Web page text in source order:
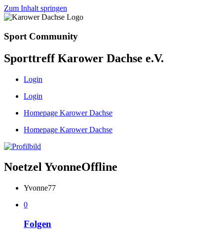
Zum Inhalt springen
Sport Community
Sporttreff Karower Dachse e.V.
Login
Login
Homepage Karower Dachse
Homepage Karower Dachse
Noetzel YvonneOffline
Yvonne77
0
Folgen